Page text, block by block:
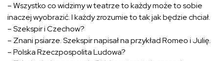
– Wszystko co widzimy w teatrze to każdy może to sobie
inaczej wyobrazić. I każdy zrozumie to tak jak będzie chciał.
– Szekspir i Czechow?
– Znani psiarze. Szekspir napisał na przykład Romeo i Julię.
– Polska Rzeczpospolita Ludowa?